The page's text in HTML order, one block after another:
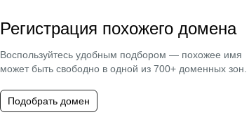
Регистрация похожего домена
Воспользуйтесь удобным подбором — похожее имя
может быть свободно в одной из 700+ доменных зон.
Подобрать домен